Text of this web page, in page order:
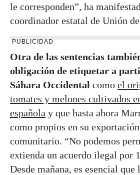
le corresponden”, ha
coordinador estatal de Unión
PUBLICIDAD
Otra de las sentencias
obligación de etiquetar a
Sáhara Occidental como el
tomates y melones cultivados
española y que hasta ahora
como propios en su
comunitario. “No podemos
extienda un acuerdo ilegal por
Desde mañana, es esencial